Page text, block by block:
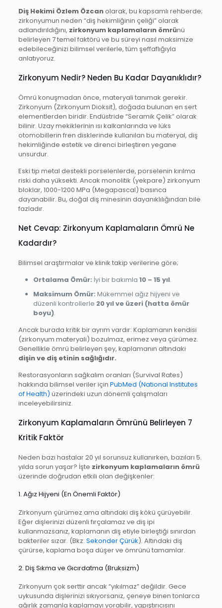
Diş Hekimi Özlem Özcanolarak, bu kapsamlı rehberde;
zirkonyumun neden “diş hekimliğinin çeliği” olarak
adlandırıldığını, zirkonyum kaplamaların ömrünü
belirleyen 7 temel faktörü ve bu süreyi nasıl maksimize
edebileceğinizi bilimsel verilerle, tüm şeffaflığıyla
anlatıyoruz.
Zirkonyum Nedir? Neden Bu Kadar Dayanıklıdır?
Ömrü konuşmadan önce, materyali tanımak gerekir.
Zirkonyum (Zirkonyum Dioksit), doğada bulunan en sert
elementlerden biridir. Endüstride “Seramik Çelik” olarak
bilinir. Uzay mekiklerinin ısı kalkanlarında ve lüks
otomobillerin fren disklerinde kullanılan bu materyal, diş
hekimliğinde estetik ve direnci birleştiren yegane
unsurdur.
Eski tip metal destekli porselenlerde, porselenin kırılma
riski daha yüksekti. Ancak monolitik (yekpare) zirkonyum
bloklar, 1000-1200 MPa (Megapascal) basınca
dayanabilir. Bu, doğal diş minesinin dayanıklılığından bile
fazladır.
Net Cevap: Zirkonyum Kaplamaların Ömrü Ne
Kadardır?
Bilimsel araştırmalar ve klinik takip verilerine göre;
Ortalama Ömür: İyi bir bakımla 10 – 15 yıl.
Maksimum Ömür: Mükemmel ağız hijyeni ve
düzenli kontrollerle 20 yıl ve üzeri (hatta ömür
boyu).
Ancak burada kritik bir ayrım vardır: Kaplamanın kendisi
(zirkonyum materyali) bozulmaz, erimez veya çürümez.
Genellikle ömrü belirleyen şey, kaplamanın altındaki
dişin ve diş etinin sağlığıdır.
Restorasyonların sağkalım oranları (Survival Rates)
hakkında bilimsel veriler için PubMed (National Institutes
of Health) üzerindeki uzun dönemli çalışmaları
inceleyebilirsiniz.
Zirkonyum Kaplamaların Ömrünü Belirleyen 7
Kritik Faktör
Neden bazı hastalar 20 yıl sorunsuz kullanırken, bazıları 5.
yılda sorun yaşar? İşte zirkonyum kaplamaların ömrü
üzerinde doğrudan etkili olan değişkenler:
1. Ağız Hijyeni (En Önemli Faktör)
Zirkonyum çürümez ama altındaki diş kökü çürüyebilir.
Eğer dişlerinizi düzenli fırçalamaz ve diş ipi
kullanmazsanız, kaplamanın diş etiyle birleştiği sınırdan
bakteriler sızar. (Bkz: Sekonder Çürük). Altındaki diş
çürürse, kaplama boşa düşer ve ömrünü tamamlar.
2. Diş Sıkma ve Gıcırdatma (Bruksizm)
Zirkonyum çok serttir ancak “yıkılmaz” değildir. Gece
uykusunda dişlerinizi sıkıyorsanız, çeneye binen tonlarca
ağırlık zamanla kaplamayı yorabilir, yapıştırıcısını